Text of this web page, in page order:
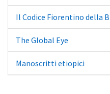
Il Codice Fiorentino della
The Global Eye
Manoscritti etiopici